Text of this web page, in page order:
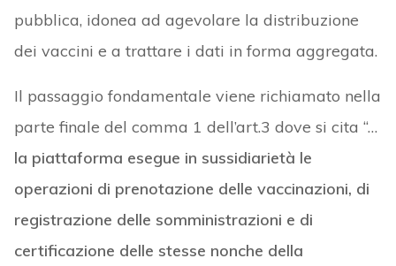
pubblica, idonea ad agevolare la distribuzione
dei vaccini e a trattare i dati in forma aggregata.
Il passaggio fondamentale viene richiamato nella
parte finale del comma 1 dell’art.3 dove si cita “…
la piattaforma esegue in sussidiarietà le
operazioni di prenotazione delle vaccinazioni, di
registrazione delle somministrazioni e di
certificazione delle stesse nonche della